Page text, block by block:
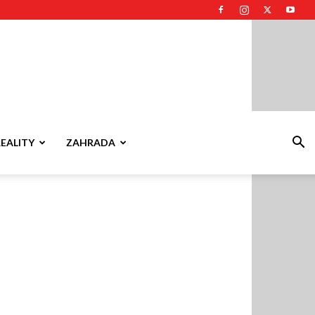
ZAHRADA